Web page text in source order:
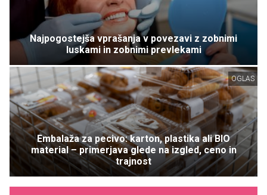
Najpogostejša vprašanja v povezavi z zobnimi
luskami in zobnimi prevlekami
OGLAS
Embalaža za pecivo: karton, plastika ali BIO
material – primerjava glede na izgled, ceno in
trajnost